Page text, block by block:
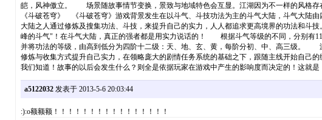
皑，风神傲立。 场景随故事情节变换，景致与地域特色会互显。江湖因为不一样的风格存
《斗破苍穹》 《斗破苍穹》游戏背景发生在以斗气、斗技功法为主的斗气大陆，斗气大陆
大陆之人通过修炼及搜集功法、斗技，来提升自己的实力，人人都追求更高境界的功法和
峰的斗气"！在斗气大陆，真正的强者都是用实力说话的！ 根据斗气等级的不同，分别有11
并将功法的等级，由高到低分为四阶十二级：天、地、玄、黄，每阶分初、中、高三级。
修炼与收集方式提升自己实力，在领略庞大的剧情任务系统的基础之下，跟随主线开始自己
我们知道！故事的以后会发生什么？则全是依据玩家在游戏中产生的影响度而决定的！这就是
a5122032发表于 2013-5-6 20:03:44
:):o额额额！！！！！！！！！！！！！！！！